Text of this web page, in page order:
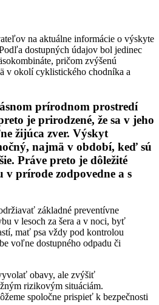
na aktuálne informácie o výskyte
dostupných údajov bol jedinec
pričom zvýšenú
v okolí cyklistického chodníka a
prírodnom prostredí
je prirodzené, že sa v jeho
žijúca zver. Výskyt
najmä v období, keď sú
Práve preto je dôležité
prírode zodpovedne a s
základné preventívne
v lesoch za šera a v noci, byť
mať psa vždy pod kontrolou
voľne dostupného odpadu či
obavy, ale zvýšiť
rizikovým situáciám.
spoločne prispieť k bezpečnosti